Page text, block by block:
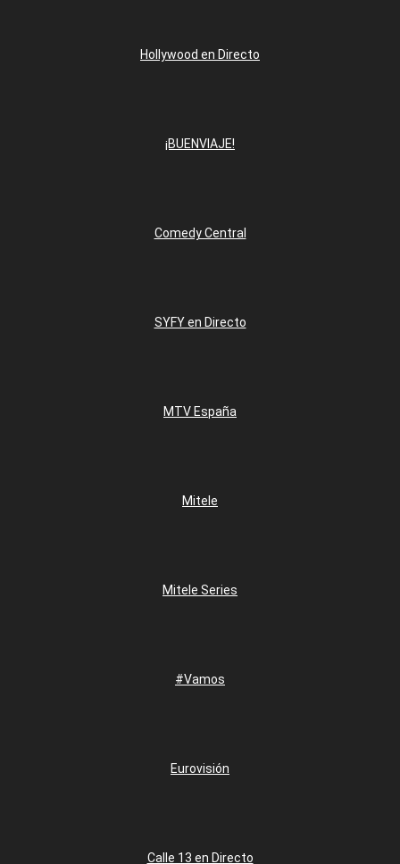
Hollywood en Directo
¡BUENVIAJE!
Comedy Central
SYFY en Directo
MTV España
Mitele
Mitele Series
#Vamos
Eurovisión
Calle 13 en Directo